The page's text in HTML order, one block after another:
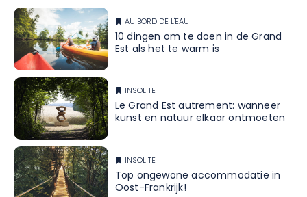
AU BORD DE L'EAU
10 dingen om te doen in de Grand
Est als het te warm is
INSOLITE
Le Grand Est autrement: wanneer
kunst en natuur elkaar ontmoeten
INSOLITE
Top ongewone accommodatie in
Oost-Frankrijk!